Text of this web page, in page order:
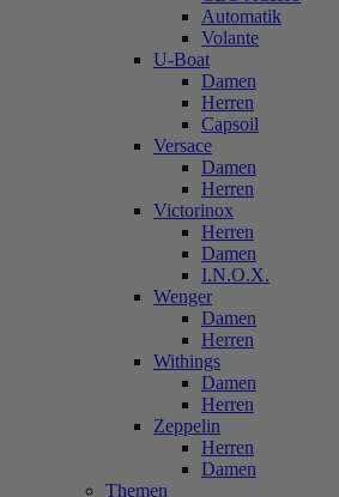
Automatik
Volante
U-Boat
Damen
Herren
Capsoil
Versace
Damen
Herren
Victorinox
Herren
Damen
I.N.O.X.
Wenger
Damen
Herren
Withings
Damen
Herren
Zeppelin
Herren
Damen
Themen